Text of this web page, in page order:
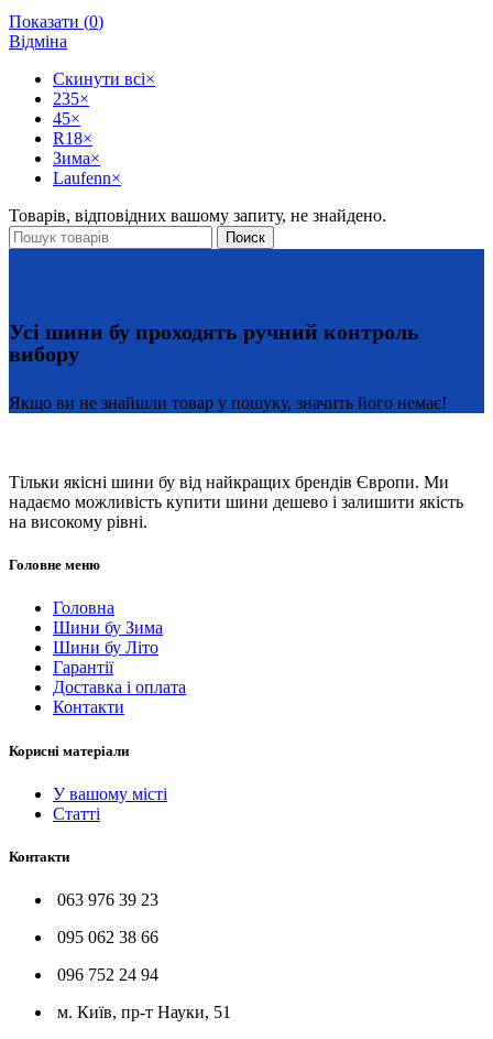
Показати (0)
Відміна
Скинути всі×
235×
45×
R18×
Зима×
Laufenn×
Товарів, відповідних вашому запиту, не знайдено.
Поиск
Усі шини бу проходять ручний контроль
вибору
Якщо ви не знайшли товар у пошуку, значить його немає!
Тільки якісні шини бу від найкращих брендів Європи. Ми
надаємо можливість купити шини дешево і залишити якість
на високому рівні.
Головне меню
Головна
Шини бу Зима
Шини бу Літо
Гарантії
Доставка і оплата
Контакти
Корисні матеріали
У вашому місті
Статті
Контакти
063 976 39 23
095 062 38 66
096 752 24 94
м. Київ, пр-т Науки, 51